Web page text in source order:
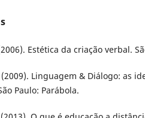
Estética da criação verbal.
(2009). Linguagem & Diálogo: as
Paulo: Parábola.